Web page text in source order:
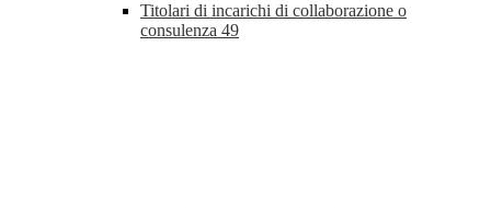
Titolari di incarichi di collaborazione o
consulenza 49